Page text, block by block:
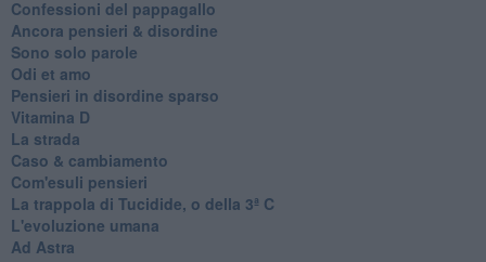
Confessioni del pappagallo
Ancora pensieri & disordine
Sono solo parole
Odi et amo
Pensieri in disordine sparso
Vitamina D
La strada
Caso & cambiamento
Com'esuli pensieri
La trappola di Tucidide, o della 3ª C
L'evoluzione umana
Ad Astra